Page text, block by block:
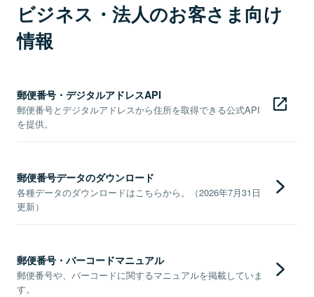
ビジネス・法人のお客さま向け
情報
郵便番号・デジタルアドレスAPI
郵便番号とデジタルアドレスから住所を取得できる公式API
を提供。
郵便番号データのダウンロード
各種データのダウンロードはこちらから。（2026年7月31日
更新）
郵便番号・バーコードマニュアル
郵便番号や、バーコードに関するマニュアルを掲載していま
す。